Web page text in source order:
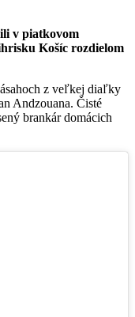
v piatkovom
Košíc rozdielom
z veľkej diaľky
Andzouana. Čisté
brankár domácich